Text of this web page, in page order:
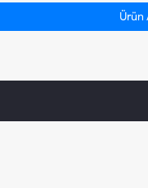
Ürün